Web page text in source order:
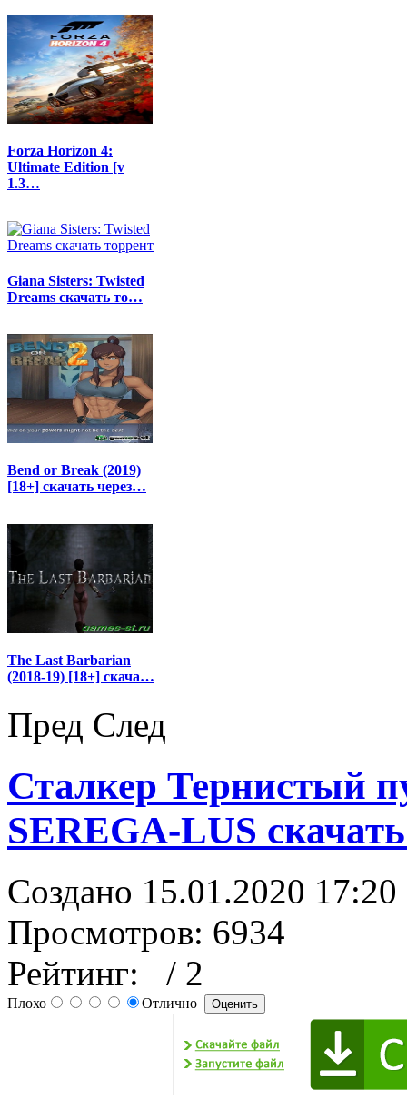
Forza Horizon 4:
Ultimate Edition [v
1.3…
Giana Sisters: Twisted
Dreams скачать то…
Bend or Break (2019)
[18+] скачать через…
The Last Barbarian
(2018-19) [18+] скача…
Пред След
Сталкер Тернистый
SEREGA-LUS
Создано 15.01.2020 17:20
Просмотров: 6934
Рейтинг:
/ 2
Плохо Отлично